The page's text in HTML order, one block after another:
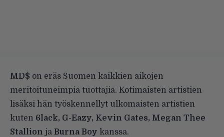
MD$ on eräs Suomen kaikkien aikojen
meritoituneimpia tuottajia. Kotimaisten artistien
lisäksi hän työskennellyt ulkomaisten artistien
kuten 6lack, G-Eazy, Kevin Gates, Megan Thee
Stallion ja Burna Boy kanssa.